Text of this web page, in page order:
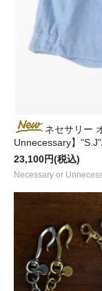
ネセサリー
Unnecessary】
23,100円(税込)
Necessary or